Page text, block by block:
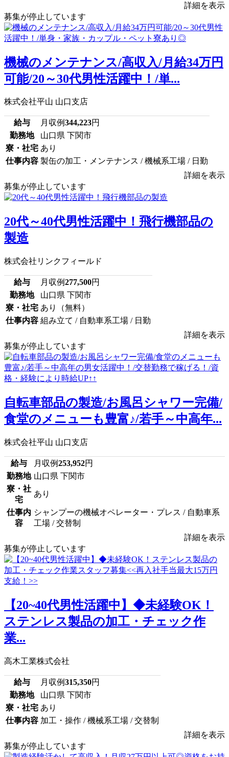
詳細を表示
募集が停止しています
機械のメンテナンス/高収入/月給34万円
可能/20～30代男性活躍中！/単...
株式会社平山 山口支店
給与 月収例344,223円
勤務地
山口県 下関市
寮・社宅 あり
仕事内容 製缶の加工・メンテナンス / 機械系工場 / 日勤
詳細を表示
募集が停止しています
20代～40代男性活躍中！飛行機部品の
製造
株式会社リンクフィールド
給与 月収例277,500円
勤務地
山口県 下関市
寮・社宅 あり（無料）
仕事内容 組み立て / 自動車系工場 / 日勤
詳細を表示
募集が停止しています
自転車部品の製造/お風呂シャワー完備/
食堂のメニューも豊富♪/若手～中高年...
株式会社平山 山口支店
給与 月収例253,952円
勤務地 山口県 下関市
寮・社
宅
あり
仕事内
容
シャンプーの機械オペレーター・プレス / 自動車系
工場 / 交替制
詳細を表示
募集が停止しています
【20~40代男性活躍中】◆未経験OK！
ステンレス製品の加工・チェック作
業...
高木工業株式会社
給与 月収例315,350円
勤務地
山口県 下関市
寮・社宅 あり
仕事内容 加工・操作 / 機械系工場 / 交替制
詳細を表示
募集が停止しています